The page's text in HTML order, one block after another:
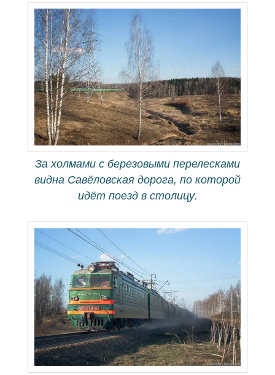
За холмами с березовыми перелесками
видна Савёловская дорога, по которой
идёт поезд в столицу.